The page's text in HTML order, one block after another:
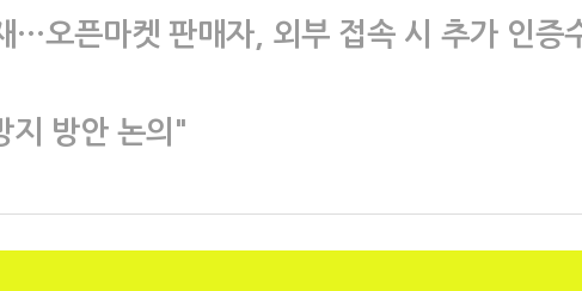
…오픈마켓 판매자, 외부 접속 시 추가 인증
지 방안 논의"